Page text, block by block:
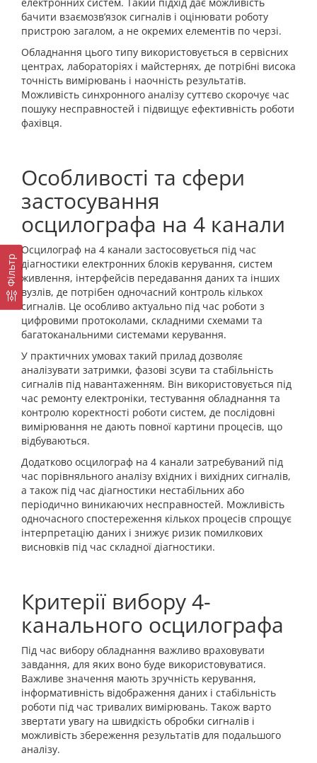
Фільтр
бачити взаємозв’язок сигналів і оцінювати роботу
пристрою загалом, а не окремих елементів по черзі.
Обладнання цього типу використовується в сервісних
центрах, лабораторіях і майстернях, де потрібні висока
точність вимірювань і наочність результатів.
Можливість синхронного аналізу суттєво скорочує час
пошуку несправностей і підвищує ефективність роботи
фахівця.
Особливості та сфери
застосування
осцилографа на 4 канали
Осцилограф на 4 канали застосовується під час
діагностики електронних блоків керування, систем
живлення, інтерфейсів передавання даних та інших
вузлів, де потрібен одночасний контроль кількох
сигналів. Це особливо актуально під час роботи з
цифровими протоколами, складними схемами та
багатоканальними системами керування.
У практичних умовах такий прилад дозволяє
аналізувати затримки, фазові зсуви та стабільність
сигналів під навантаженням. Він використовується під
час ремонту електроніки, тестування обладнання та
контролю коректності роботи систем, де послідовні
вимірювання не дають повної картини процесів, що
відбуваються.
Додатково осцилограф на 4 канали затребуваний під
час порівняльного аналізу вхідних і вихідних сигналів,
а також під час діагностики нестабільних або
періодично виникаючих несправностей. Можливість
одночасного спостереження кількох процесів спрощує
інтерпретацію даних і знижує ризик помилкових
висновків під час складної діагностики.
Критерії вибору 4-
канального осцилографа
Під час вибору обладнання важливо враховувати
завдання, для яких воно буде використовуватися.
Важливе значення мають зручність керування,
інформативність відображення даних і стабільність
роботи під час тривалих вимірювань. Також варто
звертати увагу на швидкість обробки сигналів і
можливість збереження результатів для подальшого
аналізу.